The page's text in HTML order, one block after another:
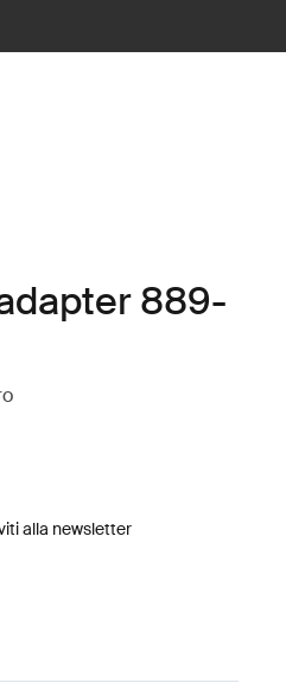
889-
alla newsletter